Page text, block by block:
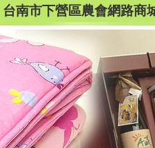
台南市下營區農會網路商